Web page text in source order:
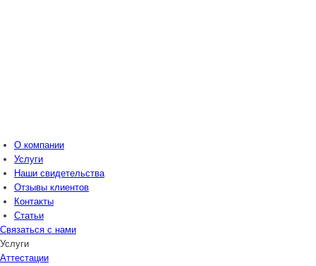
О компании
Услуги
Наши свидетельства
Отзывы клиентов
Контакты
Статьи
Связаться с нами
Услуги
Аттестации